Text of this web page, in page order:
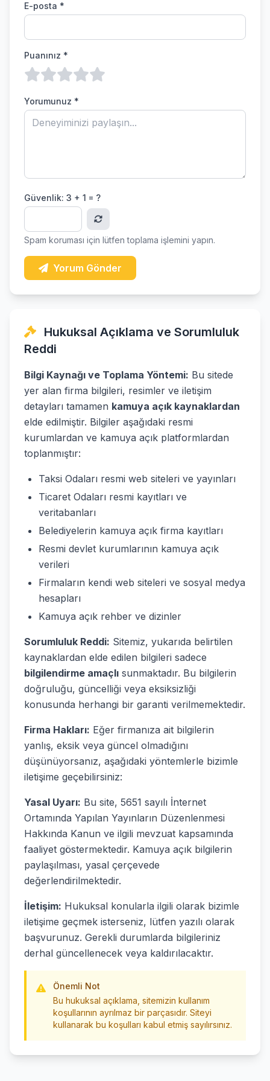
E-posta *
Puanınız *
Yorumunuz *
Güvenlik: 3 + 1 = ?
Spam koruması için lütfen toplama işlemini yapın.
Yorum Gönder
Hukuksal Açıklama ve Sorumluluk
Reddi
Bilgi Kaynağı ve Toplama Yöntemi: Bu sitede
yer alan firma bilgileri, resimler ve iletişim
detayları tamamen kamuya açık kaynaklardan
elde edilmiştir. Bilgiler aşağıdaki resmi
kurumlardan ve kamuya açık platformlardan
toplanmıştır:
Taksi Odaları resmi web siteleri ve yayınları
Ticaret Odaları resmi kayıtları ve
veritabanları
Belediyelerin kamuya açık firma kayıtları
Resmi devlet kurumlarının kamuya açık
verileri
Firmaların kendi web siteleri ve sosyal medya
hesapları
Kamuya açık rehber ve dizinler
Sorumluluk Reddi: Sitemiz, yukarıda belirtilen
kaynaklardan elde edilen bilgileri sadece
bilgilendirme amaçlı sunmaktadır. Bu bilgilerin
doğruluğu, güncelliği veya eksiksizliği
konusunda herhangi bir garanti verilmemektedir.
Firma Hakları: Eğer firmanıza ait bilgilerin
yanlış, eksik veya güncel olmadığını
düşünüyorsanız, aşağıdaki yöntemlerle bizimle
iletişime geçebilirsiniz:
Yasal Uyarı: Bu site, 5651 sayılı İnternet
Ortamında Yapılan Yayınların Düzenlenmesi
Hakkında Kanun ve ilgili mevzuat kapsamında
faaliyet göstermektedir. Kamuya açık bilgilerin
paylaşılması, yasal çerçevede
değerlendirilmektedir.
İletişim: Hukuksal konularla ilgili olarak bizimle
iletişime geçmek isterseniz, lütfen yazılı olarak
başvurunuz. Gerekli durumlarda bilgileriniz
derhal güncellenecek veya kaldırılacaktır.
Önemli Not
Bu hukuksal açıklama, sitemizin kullanım
koşullarının ayrılmaz bir parçasıdır. Siteyi
kullanarak bu koşulları kabul etmiş sayılırsınız.